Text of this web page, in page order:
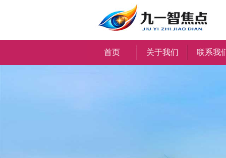
首页 关于我们 联系我